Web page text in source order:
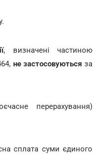
, визначені частиною
не застосовуються за
перерахування)
сплата суми єдиного